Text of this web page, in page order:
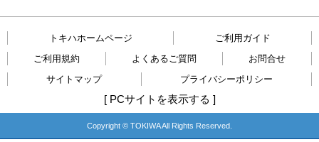
トキハホームページ
ご利用ガイド
ご利用規約
よくあるご質問
お問合せ
サイトマップ
プライバシーポリシー
[ PCサイトを表示する ]
Copyright © TOKIWA All Rights Reserved.